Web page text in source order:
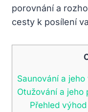
porovnání a
cesty k posílení
Saunování a
Otužování a jeho
Přehled